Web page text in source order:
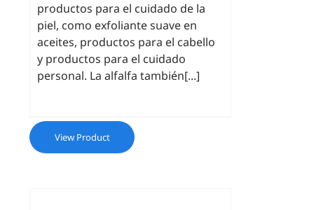
productos para el cuidado de la
piel, como exfoliante suave en
aceites, productos para el cabello
y productos para el cuidado
personal. La alfalfa también[...]
View Product